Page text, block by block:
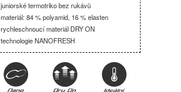
juniorské termotriko bez rukávů
materiál: 84 % polyamid, 16 % elasten
rychleschnoucí materiál DRY ON
technologie NANOFRESH